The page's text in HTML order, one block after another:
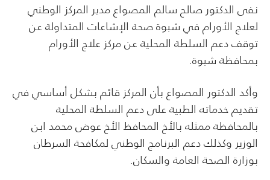
نفى الدكتور صالح سالم المصواع مدير المركز الوطني
لعلاج الأورام في شبوة صحة الإشاعات المتداولة عن
توقف دعم السلطة المحلية عن مركز علاج الأورام
بمحافظة شبوة.
وأكد الدكتور المصواع بأن المركز قائم بشكل أساسي في
تقديم خدماته الطبية على دعم السلطة المحلية
بالمحافظة ممثله بالأخ المحافظ الأخ عوض محمد ابن
الوزير وكذلك دعم البرنامج الوطني لمكافحة السرطان
بوزارة الصحة العامة والسكان.